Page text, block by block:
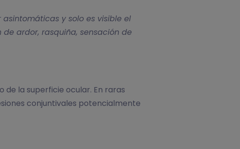
y solo es visible el
ardor, rasquiña, sensación de
la superficie ocular. En raras
conjuntivales potencialmente